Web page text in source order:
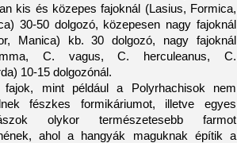
kis és közepes fajoknál (Lasius, Formica,
30-50 dolgozó, közepesen nagy fajoknál
Manica) kb. 30 dolgozó, nagy fajoknál
C. vagus, C. herculeanus, C.
10-15 dolgozónál.
fajok, mint például a Polyrhachisok nem
fészkes formikáriumot, illetve egyes
olykor természetesebb farmot
ahol a hangyák maguknak építik a